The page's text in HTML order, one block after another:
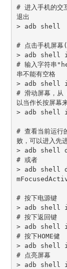
# 进入手机的
退出
> adb shell
# 点击手机屏
> adb shell
# 输入字符串
串不能有空格
> adb shell
# 滑动屏幕，
以当作长按屏幕
> adb shell
# 查看当前运行
败，可以进入
> adb shell
# 或者
> adb shell
# 按下电源键
> adb shell
# 按下返回键
> adb shell
# 按下HOME健
> adb shell
# 点亮屏幕
> adb shell